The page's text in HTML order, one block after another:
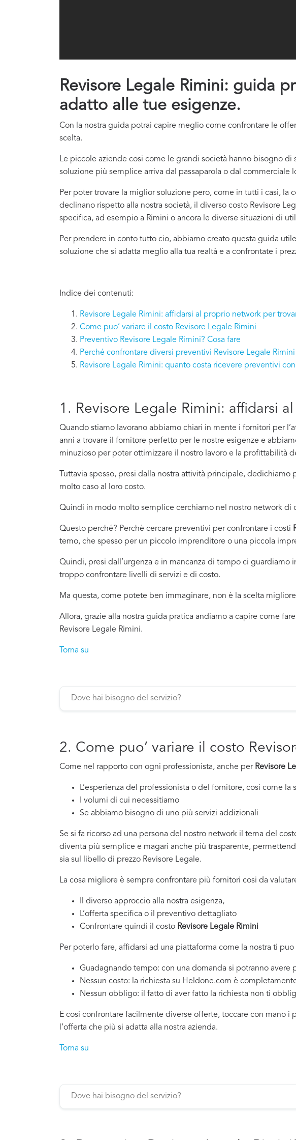
Revisore Legale Rimini: guida
adatto alle tue esigenze.
Con la nostra guida potrai capire meglio come confrontare le
scelta.
Le piccole aziende cosi come le grandi società hanno bisogno di
soluzione più semplice arriva dal passaparola o dal commerciale
Per poter trovare la miglior soluzione pero, come in tutti i casi,
declinano rispetto alla nostra società, il diverso costo Revisore
specifica, ad esempio a Rimini o ancora le diverse situazioni di
Per prendere in conto tutto cio, abbiamo creato questa guida
soluzione che si adatta meglio alla tua realtà e a confrontate i
Indice dei contenuti:
Revisore Legale Rimini: affidarsi al proprio network per
Come puo’ variare il costo Revisore Legale Rimini
Preventivo Revisore Legale Rimini? Cosa fare
Perché confrontare diversi preventivi Revisore Legale Rimini
Revisore Legale Rimini: quanto costa ricevere preventivi
1. Revisore Legale Rimini: affidarsi
Quando stiamo lavorano abbiamo chiari in mente i fornitori per
anni a trovare il fornitore perfetto per le nostre esigenze e
minuzioso per poter ottimizzare il nostro lavoro e la profittabilità
Tuttavia spesso, presi dalla nostra attività principale,
molto caso al loro costo.
Quindi in modo molto semplice cerchiamo nel nostro network di
Questo perché? Perchè cercare preventivi per confrontare i costi
temo, che spesso per un piccolo imprenditore o una piccola
Quindi, presi dall’urgenza e in mancanza di tempo ci
troppo confrontare livelli di servizi e di costo.
Ma questa, come potete ben immaginare, non è la scelta
Allora, grazie alla nostra guida pratica andiamo a capire come
Revisore Legale Rimini.
Torna su
2. Come puo’ variare il costo
Come nel rapporto con ogni professionista, anche per Revisore
L’esperienza del professionista o del fornitore, cosi come la
I volumi di cui necessitiamo
Se abbiamo bisogno di uno più servizi addizionali
Se si fa ricorso ad una persona del nostro network il tema del
diventa più semplice e magari anche più trasparente,
sia sul libello di prezzo Revisore Legale.
La cosa migliore è sempre confrontare più fornitori cosi da
Il diverso approccio alla nostra esigenza,
L’offerta specifica o il preventivo dettagliato
Confrontare quindi il costo Revisore Legale Rimini
Per poterlo fare, affidarsi ad una piattaforma come la nostra ti
Guadagnando tempo: con una domanda si potranno
Nessun costo: la richiesta su Heldone.com è
Nessun obbligo: il fatto di aver fatto la richiesta non ti
E cosi confrontare facilmente diverse offerte, toccare con mano
l’offerta che più si adatta alla nostra azienda.
Torna su